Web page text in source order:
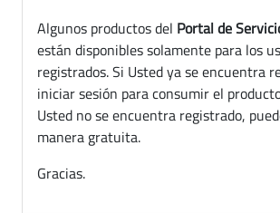
Algunos productos del Portal de
están disponibles solamente para los
registrados. Si Usted ya se encuentra
iniciar sesión para consumir el
Usted no se encuentra registrado,
manera gratuita.
Gracias.